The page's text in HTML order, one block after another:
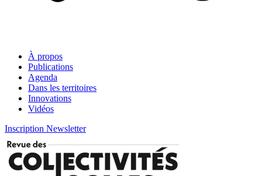
À propos
Publications
Agenda
Dans les territoires
Innovations
Vidéos
Inscription Newsletter